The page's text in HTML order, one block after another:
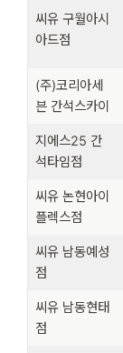
씨유 구월아시
아드점
(주)코리아세
븐 간석스카이
지에스25 간
석타임점
씨유 논현아이
플렉스점
씨유 남동예성
점
씨유 남동현태
점